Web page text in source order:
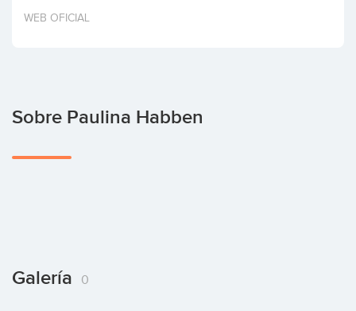
Invertir
WEB OFICIAL
Sobre Paulina Habben
Galería 0